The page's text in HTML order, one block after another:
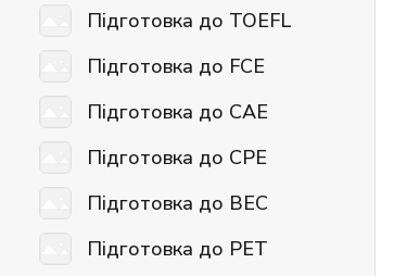
Підготовка до TOEFL
Підготовка до FCE
Підготовка до CAE
Підготовка до CPE
Підготовка до BEC
Підготовка до PET